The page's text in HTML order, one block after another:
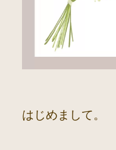
はじめまして。